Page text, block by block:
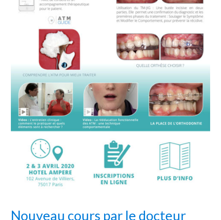
Nouveau cours par le docteur